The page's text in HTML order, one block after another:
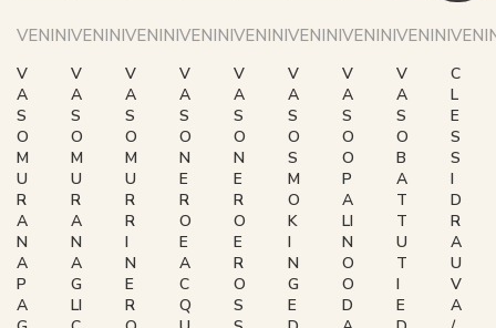
VENINI
V
A
S
O
M
U
R
A
N
A
P
A
VENINI
V
A
S
O
M
U
R
A
N
A
G
LI
VENINI
V
A
S
O
M
U
R
R
I
N
E
R
VENINI
V
A
S
O
N
E
R
O
E
A
C
Q
VENINI
V
A
S
O
N
E
R
O
E
R
O
S
VENINI
V
A
S
O
S
M
O
K
I
N
G
E
VENINI
V
A
S
O
O
P
A
LI
N
O
O
D
VENINI
V
A
S
O
B
A
T
T
U
T
I
E
C
L
E
S
S
I
D
R
A
U
V
A